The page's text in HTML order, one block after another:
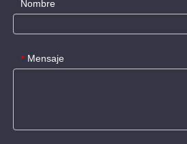
Nombre
* Mensaje